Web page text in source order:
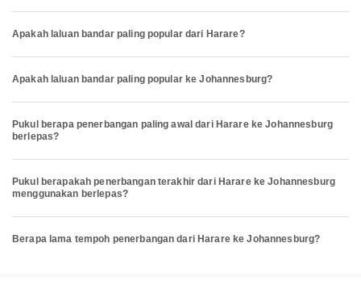
Apakah laluan bandar paling popular dari Harare?
Apakah laluan bandar paling popular ke Johannesburg?
Pukul berapa penerbangan paling awal dari Harare ke Johannesburg
berlepas?
Pukul berapakah penerbangan terakhir dari Harare ke Johannesburg
menggunakan berlepas?
Berapa lama tempoh penerbangan dari Harare ke Johannesburg?